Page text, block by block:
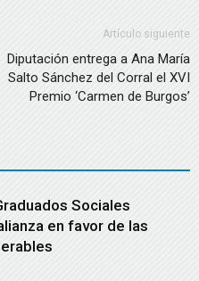
Artículo siguiente
Diputación entrega a Ana María
Salto Sánchez del Corral el XVI
Premio ‘Carmen de Burgos’
Sociales
en favor de las